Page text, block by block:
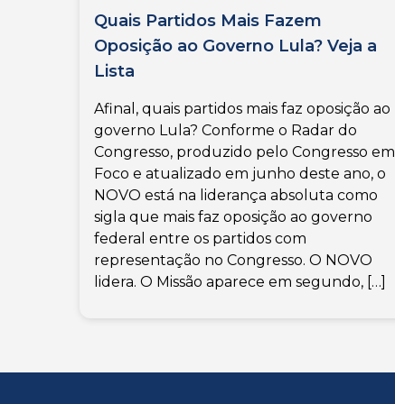
Quais Partidos Mais Fazem
Oposição ao Governo Lula? Veja a
Lista
Afinal, quais partidos mais faz oposição ao
governo Lula? Conforme o Radar do
Congresso, produzido pelo Congresso em
Foco e atualizado em junho deste ano, o
NOVO está na liderança absoluta como
sigla que mais faz oposição ao governo
federal entre os partidos com
representação no Congresso. O NOVO
lidera. O Missão aparece em segundo, […]